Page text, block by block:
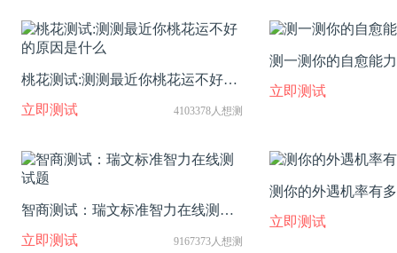
桃花测试:测测最近你桃花运不好的
原因是什么
立即测试 4103378人想测
测一测你的自愈能
立即测试
智商测试：瑞文标准智力在线测试
题
立即测试 9167373人想测
测你的外遇机率有
立即测试